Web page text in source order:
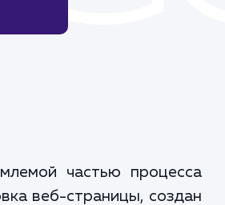
частью процесса
веб-страницы, создан